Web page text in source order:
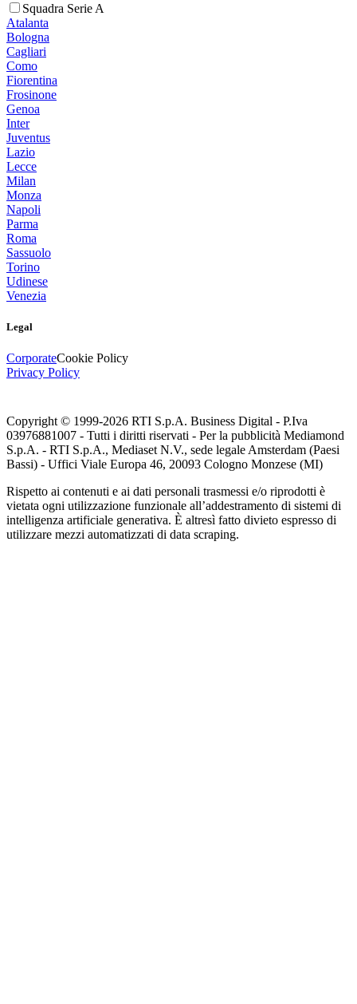
Squadra Serie A
Atalanta
Bologna
Cagliari
Como
Fiorentina
Frosinone
Genoa
Inter
Juventus
Lazio
Lecce
Milan
Monza
Napoli
Parma
Roma
Sassuolo
Torino
Udinese
Venezia
Legal
CorporateCookie Policy
Privacy Policy
Copyright © 1999-2026 RTI S.p.A. Business Digital - P.Iva
03976881007 - Tutti i diritti riservati - Per la pubblicità Mediamond
S.p.A. - RTI S.p.A., Mediaset N.V., sede legale Amsterdam (Paesi
Bassi) - Uffici Viale Europa 46, 20093 Cologno Monzese (MI)
Rispetto ai contenuti e ai dati personali trasmessi e/o riprodotti è
vietata ogni utilizzazione funzionale all’addestramento di sistemi di
intelligenza artificiale generativa. È altresì fatto divieto espresso di
utilizzare mezzi automatizzati di data scraping.